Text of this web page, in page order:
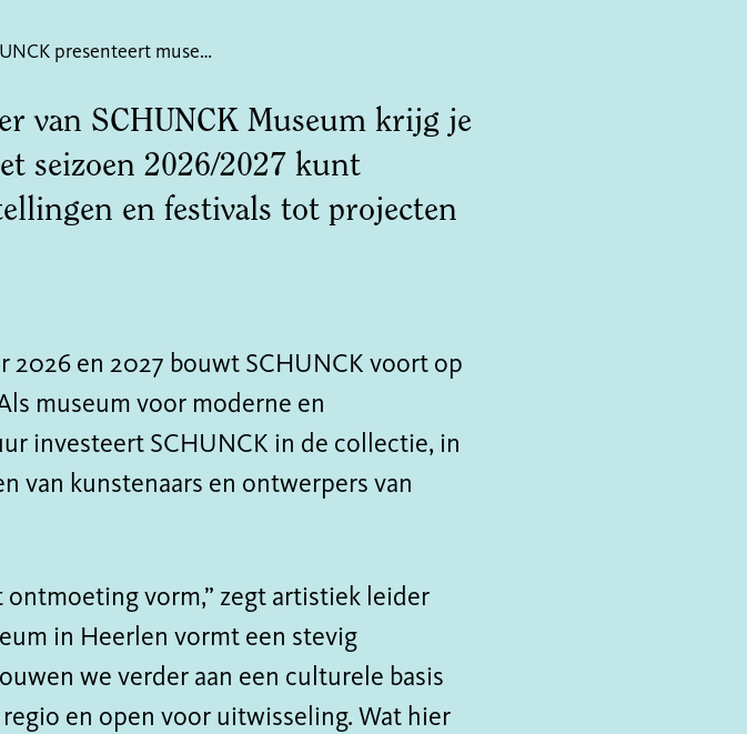
SCHUNCK presenteert museumprogramma 2026/2027
van SCHUNCK Museum krijg je
seizoen 2026/2027 kunt
en festivals tot projecten
en 2027 bouwt SCHUNCK voort op
museum voor moderne en
investeert SCHUNCK in de collectie, in
van kunstenaars en ontwerpers van
vorm,” zegt artistiek leider
in Heerlen vormt een stevig
we verder aan een culturele basis
en open voor uitwisseling. Wat hier